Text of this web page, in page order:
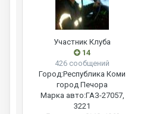
Участник Клуба
14
426 сообщений
Город:Республика Коми
город Печора
Марка авто:ГАЗ-27057,
3221